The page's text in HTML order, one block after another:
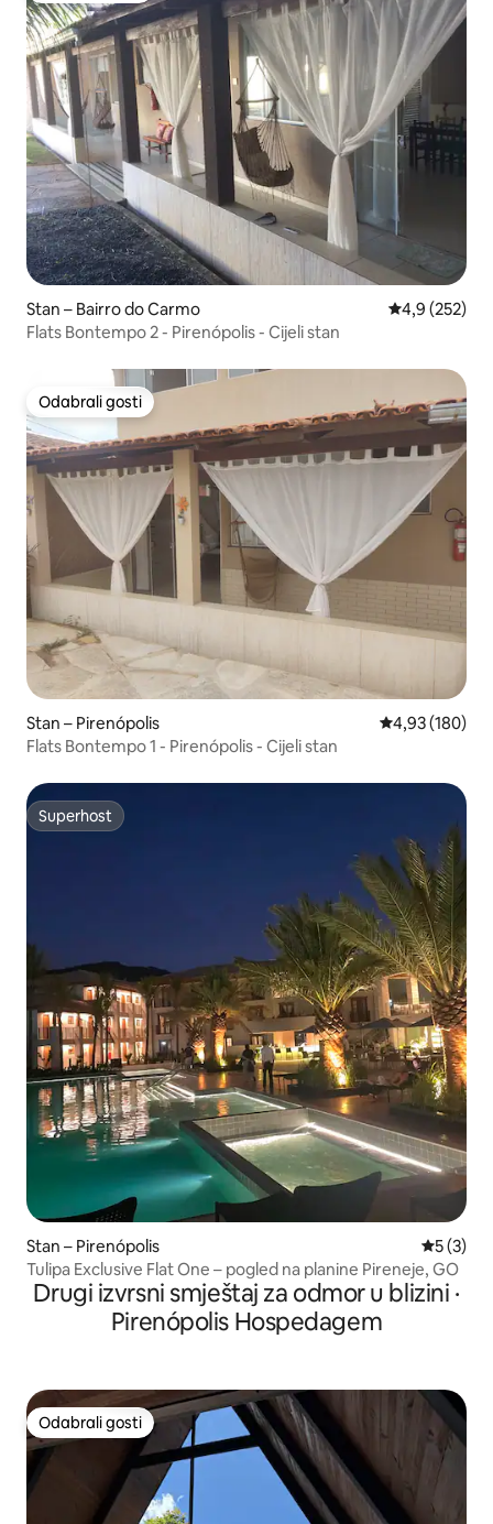
Stan – Bairro do Carmo Prosječna
4,9 (252)
Flats Bontempo 2 - Pirenópolis - Cijeli stan
Odabrali gosti
Odabrali gosti
Stan – Pirenópolis Prosječna
4,93 (180)
Flats Bontempo 1 - Pirenópolis - Cijeli stan
Superhost
Superhost
Stan – Pirenópolis
5 (3)
Tulipa Exclusive Flat One – pogled na planine Pireneje, GO
Drugi izvrsni smještaj za odmor u blizini ·
Pirenópolis Hospedagem
Odabrali gosti
Odabrali gosti